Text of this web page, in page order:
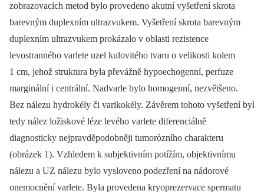
zobrazovacích metod bylo provedeno akutní vyšetření skrota
barevným duplexním ultrazvukem. Vyšetření skrota barevným
duplexním ultrazvukem prokázalo v oblasti rezistence
levostranného varlete uzel kulovitého tvaru o velikosti kolem
1 cm, jehož struktura byla převážně hypoechogenní, perfuze
marginální i centrální. Nadvarle bylo homogenní, nezvětšeno.
Bez nálezu hydrokély či varikokély. Závěrem tohoto vyšetření byl
tedy nález ložiskové léze levého varlete diferenciálně
diagnosticky nejpravděpodobněji tumorózního charakteru
(obrázek 1). Vzhledem k subjektivním potížím, objektivnímu
nálezu a UZ nálezu bylo vysloveno podezření na nádorové
onemocnění varlete. Byla provedena kryoprezervace spermatu